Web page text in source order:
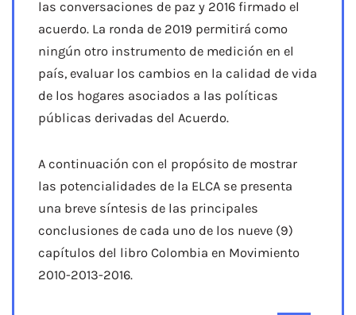
las conversaciones de paz y 2016 firmado el
acuerdo. La ronda de 2019 permitirá como
ningún otro instrumento de medición en el
país, evaluar los cambios en la calidad de vida
de los hogares asociados a las políticas
públicas derivadas del Acuerdo.
A continuación con el propósito de mostrar
las potencialidades de la ELCA se presenta
una breve síntesis de las principales
conclusiones de cada uno de los nueve (9)
capítulos del libro Colombia en Movimiento
2010-2013-2016.